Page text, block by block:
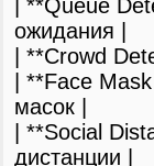
| **Queue
ожидания |
| **Crowd
| **Face
масок |
| **Social
дистанции |